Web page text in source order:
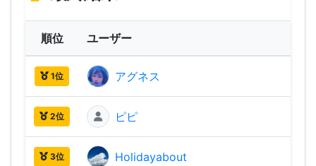
順位 ユーザー
1位 アグネス
2位 ピピ
3位 Holidayabout